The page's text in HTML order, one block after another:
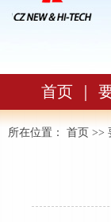
首页
所在位置： 首页 >>